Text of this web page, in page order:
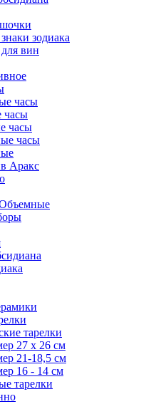
зодиака
вин
часы
часы
часы
часы
Аракс
тарелки
27 х 26 см
21-18,5 см
16 - 14 см
тарелки